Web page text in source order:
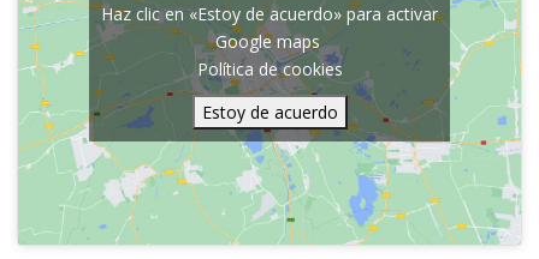
Haz clic en «Estoy de acuerdo» para activar
Google maps
Política de cookies
Estoy de acuerdo